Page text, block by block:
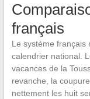
français
Le système français
calendrier national.
vacances de la
revanche, la
nettement les huit